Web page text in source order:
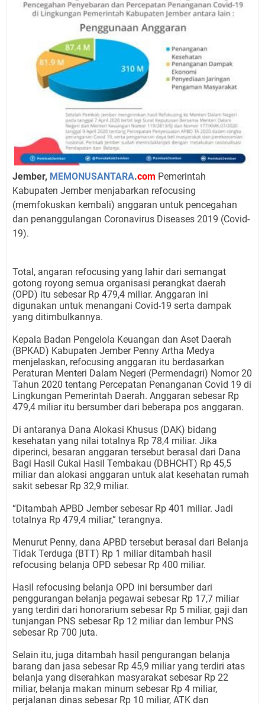
Jember, MEMONUSANTARA.com Pemerintah
Kabupaten Jember menjabarkan refocusing
(memfokuskan kembali) anggaran untuk pencegahan
dan penanggulangan Coronavirus Diseases 2019 (Covid-
19).
Total, angaran refocusing yang lahir dari semangat
gotong royong semua organisasi perangkat daerah
(OPD) itu sebesar Rp 479,4 miliar. Anggaran ini
digunakan untuk menangani Covid-19 serta dampak
yang ditimbulkannya.
Kepala Badan Pengelola Keuangan dan Aset Daerah
(BPKAD) Kabupaten Jember Penny Artha Medya
menjelaskan, refocusing anggaran itu berdasarkan
Peraturan Menteri Dalam Negeri (Permendagri) Nomor 20
Tahun 2020 tentang Percepatan Penanganan Covid 19 di
Lingkungan Pemerintah Daerah. Anggaran sebesar Rp
479,4 miliar itu bersumber dari beberapa pos anggaran.
Di antaranya Dana Alokasi Khusus (DAK) bidang
kesehatan yang nilai totalnya Rp 78,4 miliar. Jika
diperinci, besaran anggaran tersebut berasal dari Dana
Bagi Hasil Cukai Hasil Tembakau (DBHCHT) Rp 45,5
miliar dan alokasi anggaran untuk alat kesehatan rumah
sakit sebesar Rp 32,9 miliar.
“Ditambah APBD Jember sebesar Rp 401 miliar. Jadi
totalnya Rp 479,4 miliar,” terangnya.
Menurut Penny, dana APBD tersebut berasal dari Belanja
Tidak Terduga (BTT) Rp 1 miliar ditambah hasil
refocusing belanja OPD sebesar Rp 400 miliar.
Hasil refocusing belanja OPD ini bersumber dari
penggurangan belanja pegawai sebesar Rp 17,7 miliar
yang terdiri dari honorarium sebesar Rp 5 miliar, gaji dan
tunjangan PNS sebesar Rp 12 miliar dan lembur PNS
sebesar Rp 700 juta.
Selain itu, juga ditambah hasil pengurangan belanja
barang dan jasa sebesar Rp 45,9 miliar yang terdiri atas
belanja yang diserahkan masyarakat sebesar Rp 22
miliar, belanja makan minum sebesar Rp 4 miliar,
perjalanan dinas sebesar Rp 10 miliar, ATK dan